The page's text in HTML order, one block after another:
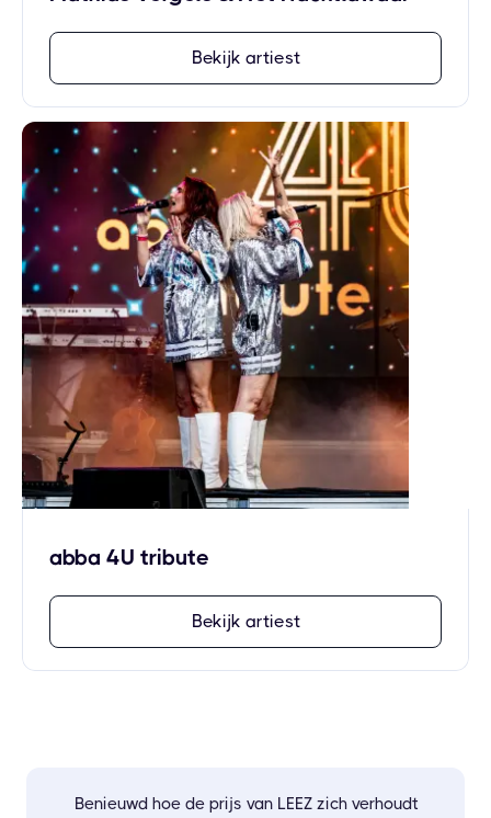
Bekijk artiest
abba 4U tribute
Bekijk artiest
Benieuwd hoe de prijs van LEEZ zich verhoudt